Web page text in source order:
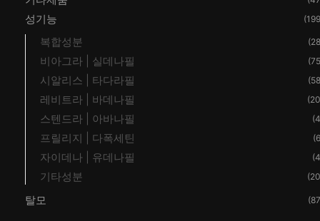
성기능
복합성분
비아그라 | 실데나필
시알리스 | 타다라필
레비트라 | 바데나필
스텐드라 | 아바나필
프릴리지 | 다폭세틴
자이데나 | 유데나필
기타성분
탈모